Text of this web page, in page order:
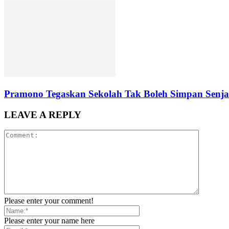
Pramono Tegaskan Sekolah Tak Boleh Simpan
LEAVE A REPLY
Please enter your comment!
Please enter your name here